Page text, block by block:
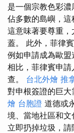
是一個宗教色彩
佔多數的島嶼，這
這意味著要尊重
蓋。 此外，菲律
例如申請成為歐盟
相比，菲律賓申
查。 台北外燴 推
對申根簽證的巨大
燴 台胞證 道德或
境、當地社區和
立即扔掉垃圾，請